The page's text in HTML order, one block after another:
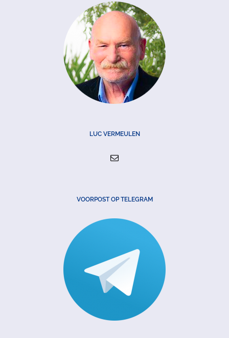
LUC VERMEULEN
VOORPOST OP TELEGRAM